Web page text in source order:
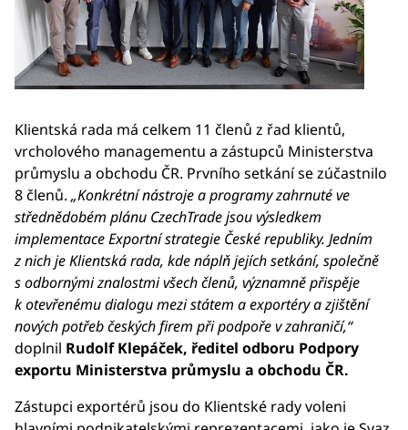
Klientská rada má celkem 11 členů z řad klientů,
vrcholového managementu a zástupců Ministerstva
průmyslu a obchodu ČR. Prvního setkání se zúčastnilo
8 členů. „Konkrétní nástroje a programy zahrnuté ve
střednědobém plánu CzechTrade jsou výsledkem
implementace Exportní strategie České republiky. Jedním
z nich je Klientská rada, kde náplň jejích setkání, společně
s odbornými znalostmi všech členů, významně přispěje
k otevřenému dialogu mezi státem a exportéry a zjištění
nových potřeb českých firem při podpoře v zahraničí,“
doplnil Rudolf Klepáček, ředitel odboru Podpory
exportu Ministerstva průmyslu a obchodu ČR.
Zástupci exportérů jsou do Klientské rady voleni